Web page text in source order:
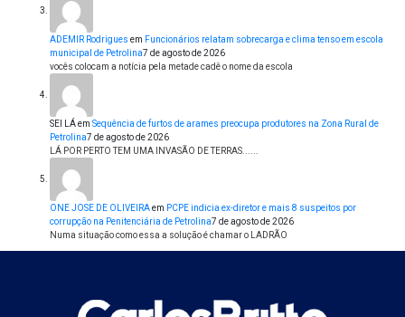
ADEMIR Rodrigues em Funcionários relatam sobrecarga e clima tenso em escola
municipal de Petrolina7 de agosto de 2026
vocês colocam a notícia pela metade cadê o nome da escola
SEI LÁem Sequência de furtos de arames preocupa produtores na Zona Rural de
Petrolina7 de agosto de 2026
LÁ POR PERTO TEM UMA INVASÃO DE TERRAS......
ONE JOSE DE OLIVEIRAem PCPE indicia ex-diretor e mais 8 suspeitos por
corrupção na Penitenciária de Petrolina7 de agosto de 2026
Numa situação como essa a solução é chamar o LADRÃO